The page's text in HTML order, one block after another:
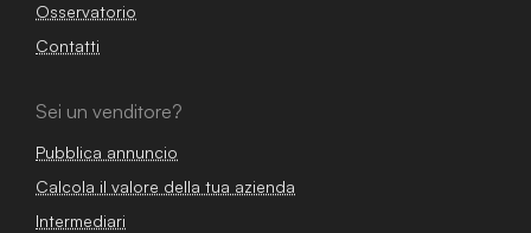
Osservatorio
Contatti
Sei un venditore?
Pubblica annuncio
Calcola il valore della tua azienda
Intermediari